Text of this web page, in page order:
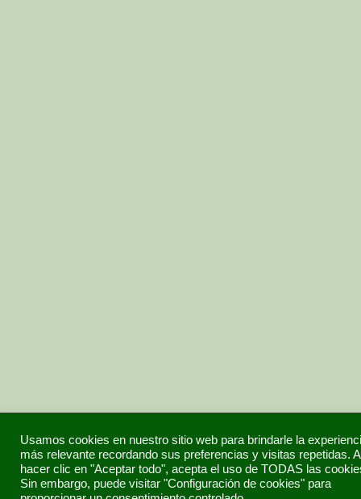
Usamos cookies en nuestro sitio web para brindarle la
más relevante recordando sus preferencias y visitas repetidas.
hacer clic en "Aceptar todo", acepta el uso de TODAS las
Sin embargo, puede visitar "Configuración de cookies" para